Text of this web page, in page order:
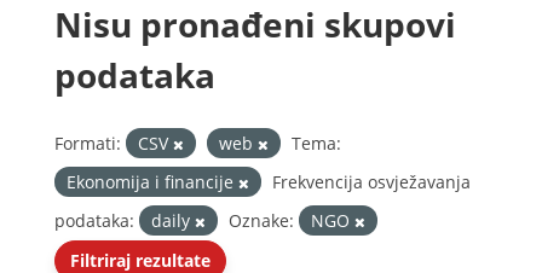
Nisu pronađeni skupovi
podataka
Formati: CSV web
Tema:
Ekonomija i financije
Frekvencija osvježavanja
podataka:
daily Oznake:
NGO
Filtriraj rezultate